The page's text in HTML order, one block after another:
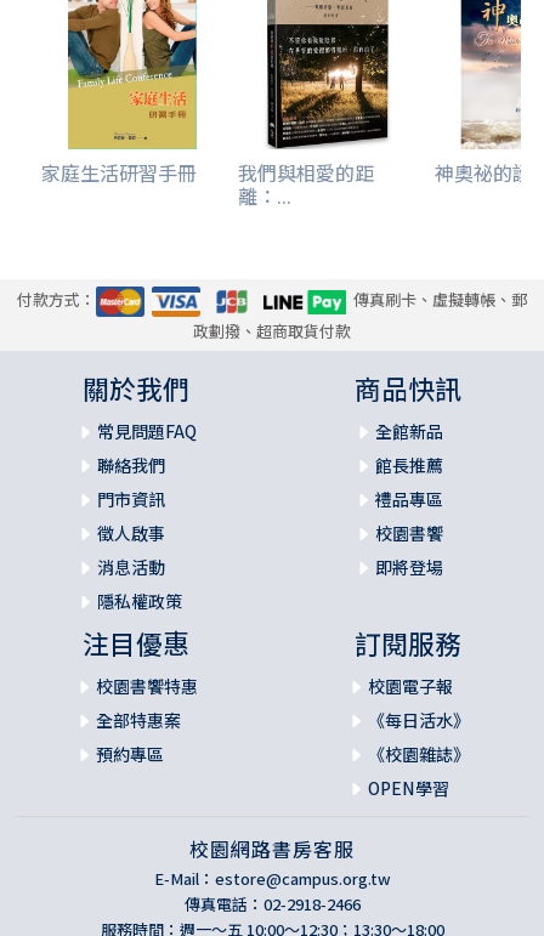
家庭生活研習手冊 我們與相愛的距
離：...
神奧祕的護
付款方式：
傳真刷卡、虛擬轉帳、郵
政劃撥、超商取貨付款
關於我們
常見問題FAQ
聯絡我們
門市資訊
徵人啟事
消息活動
隱私權政策
商品快訊
全館新品
館長推薦
禮品專區
校園書饗
即將登場
注目優惠
校園書饗特惠
全部特惠案
預約專區
訂閱服務
校園電子報
《每日活水》
《校園雜誌》
OPEN學習
校園網路書房客服
E-Mail： estore@campus.org.tw
傳真電話：02-2918-2466
服務時間：週一～五 10:00～12:30；13:30～18:00